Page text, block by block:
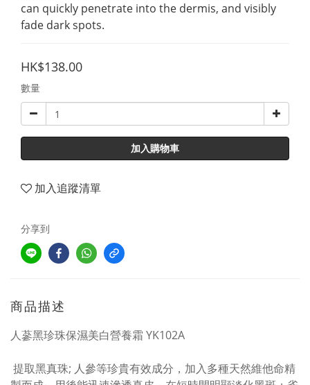
can quickly penetrate into the dermis, and visibly
fade dark spots.
HK$138.00
數量
加入購物車
加入追蹤清單
分享到
商品描述
人蔘黑珍珠保濕美白營養霜 YK102A
提取黑真珠; 人參等珍貴有效成分，加入多種天然維他命精